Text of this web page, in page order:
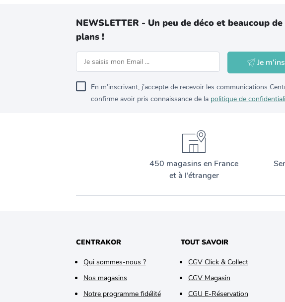
NEWSLETTER - Un peu de déco et beaucoup
plans !
Je
En m’inscrivant, j’accepte de recevoir les communications
confirme avoir pris connaissance de la politique de
450 magasins en France
et à l’étranger
CENTRAKOR
Qui sommes-nous ?
Nos magasins
Notre programme fidélité
TOUT SAVOIR
CGV Click & Collect
CGV Magasin
CGU E-Réservation